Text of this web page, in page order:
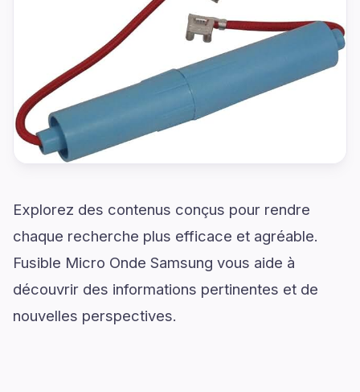
Explorez des contenus conçus pour rendre
chaque recherche plus efficace et agréable.
Fusible Micro Onde Samsung vous aide à
découvrir des informations pertinentes et de
nouvelles perspectives.